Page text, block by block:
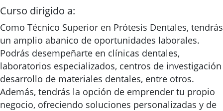
Curso dirigido a:
Como Técnico Superior en Prótesis Dentales, tendrás
un amplio abanico de oportunidades laborales.
Podrás desempeñarte en clínicas dentales,
laboratorios especializados, centros de
desarrollo de materiales dentales, entre otros.
Además, tendrás la opción de emprender tu propio
negocio, ofreciendo soluciones personalizadas y de